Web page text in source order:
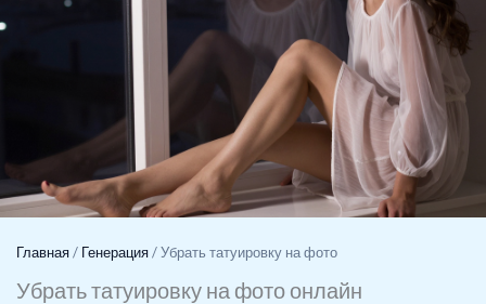
Главная/ Генерация/Убрать татуировку на фото
Убрать татуировку на фото онлайн